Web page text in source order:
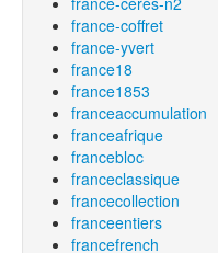
france-coffret
france-yvert
france18
france1853
franceaccumulation
franceafrique
francebloc
franceclassique
francecollection
franceentiers
francefrench